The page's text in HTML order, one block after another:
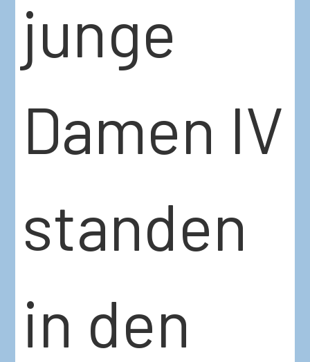
junge
Damen IV
standen
in den